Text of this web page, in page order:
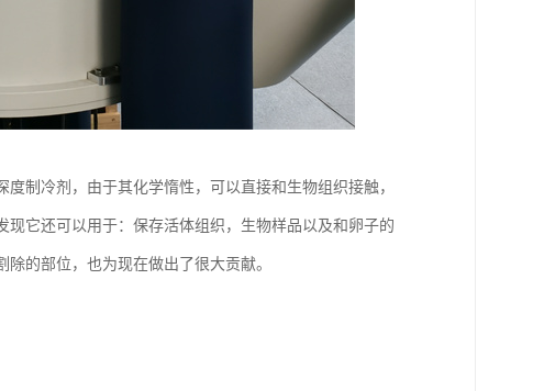
制冷剂，由于其化学惰性，可以直接和生物组织接触，
它还可以用于：保存活体组织，生物样品以及和卵子的
的部位，也为现在做出了很大贡献。